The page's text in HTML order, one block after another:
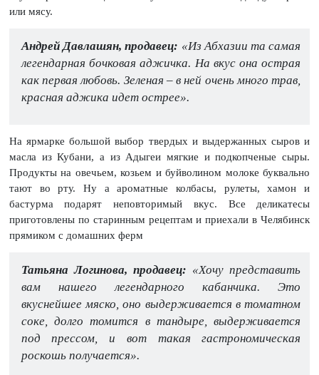
или мясу.
Андрей Давлашян, продавец: «Из Абхазии та самая
легендарная бочковая аджичка. На вкус она острая
как первая любовь. Зеленая – в ней очень много трав,
красная аджика идет острее».
На ярмарке большой выбор твердых и выдержанных сыров и
масла из Кубани, а из Адыгеи мягкие и подкопченые сыры.
Продукты на овечьем, козьем и буйволином молоке буквально
тают во рту. Ну а ароматные колбасы, рулеты, хамон и
бастурма подарят неповторимый вкус. Все деликатесы
приготовлены по старинным рецептам и приехали в Челябинск
прямиком с домашних ферм
Татьяна Логинова, продавец: «Хочу представить
вам нашего легендарного кабанчика. Это
вкуснейшее мяско, оно выдерживается в томатном
соке, долго томится в тандыре, выдерживается
под прессом, и вот такая гастрономическая
роскошь получается».